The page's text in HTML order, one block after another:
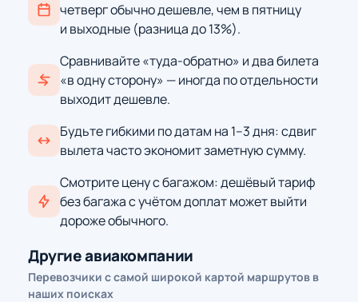
четверг обычно дешевле, чем в пятницу
и выходные (разница до 13%).
Сравнивайте «туда-обратно» и два билета
«в одну сторону» — иногда по отдельности
выходит дешевле.
Будьте гибкими по датам на 1–3 дня: сдвиг
вылета часто экономит заметную сумму.
Смотрите цену с багажом: дешёвый тариф
без багажа с учётом доплат может выйти
дороже обычного.
Другие авиакомпании
Перевозчики с самой широкой картой маршрутов в
наших поисках